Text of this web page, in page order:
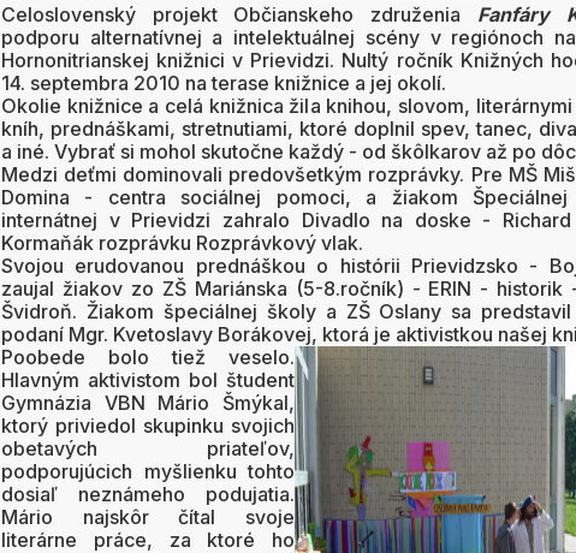
Celoslovenský projekt Občianskeho združenia Fanfáry
podporu alternatívnej a intelektuálnej scény v regiónoch
Hornonitrianskej knižnici v Prievidzi. Nultý ročník Knižných
14. septembra 2010 na terase knižnice a jej okolí.
Okolie knižnice a celá knižnica žila knihou, slovom,
kníh, prednáškami, stretnutiami, ktoré doplnil spev, tanec,
a iné. Vybrať si mohol skutočne každý - od škôlkarov až po
Medzi deťmi dominovali predovšetkým rozprávky. Pre MŠ
Domina - centra sociálnej pomoci, a žiakom
internátnej v Prievidzi zahralo Divadlo na doske -
Kormaňák rozprávku Rozprávkový vlak.
Svojou erudovanou prednáškou o histórii Prievidzsko -
zaujal žiakov zo ZŠ Mariánska (5-8.ročník) - ERIN - historik
Švidroň. Žiakom špeciálnej školy a ZŠ Oslany sa
podaní Mgr. Kvetoslavy Borákovej, ktorá je aktivistkou našej
Poobede bolo tiež veselo.
Hlavným aktivistom bol študent
Gymnázia VBN Mário Šmýkal,
ktorý priviedol skupinku svojich
obetavých priateľov,
podporujúcich myšlienku tohto
dosiaľ neznámeho podujatia.
Mário najskôr čítal svoje
literárne práce, za ktoré ho